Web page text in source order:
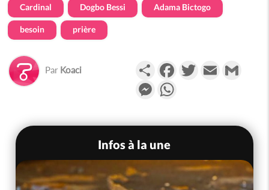
Cardinal Dogbo Bessi Adama Bictogo
besoin prière
Par Koaci PartagerFacebookTwitterEmail
Messenger
Infos à la une